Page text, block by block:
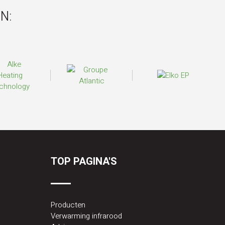
TOP PAGINA'S
Producten
Verwarming infrarood